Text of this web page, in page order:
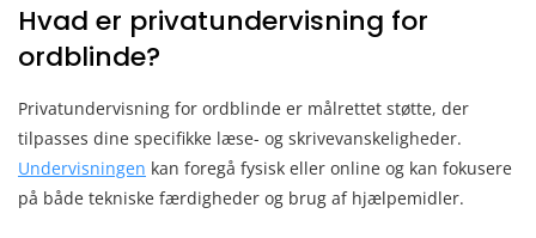
Hvad er privatundervisning for
ordblinde?
Privatundervisning for ordblinde er målrettet støtte, der
tilpasses dine specifikke læse- og skrivevanskeligheder.
Undervisningen kan foregå fysisk eller online og kan fokusere
på både tekniske færdigheder og brug af hjælpemidler.